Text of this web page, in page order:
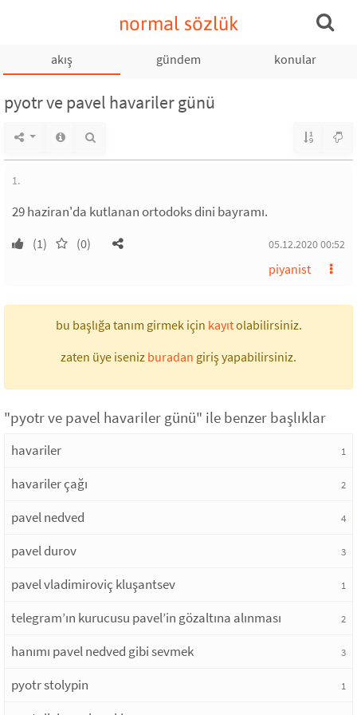
normal sözlük
akış gündem konular
pyotr ve pavel havariler günü
1.
29 haziran'da kutlanan ortodoks dini bayramı.
(1) (0) 05.12.2020 00:52
piyanist
bu başlığa tanım girmek için kayıtolabilirsiniz.
zaten üye iseniz buradan giriş yapabilirsiniz.
"pyotr ve pavel havariler günü" ile benzer başlıklar
havariler 1
havariler çağı 2
pavel nedved 4
pavel durov 3
pavel vladimiroviç kluşantsev 1
telegram’ın kurucusu pavel’in gözaltına alınması 2
hanımı pavel nedved gibi sevmek 3
pyotr stolypin 1